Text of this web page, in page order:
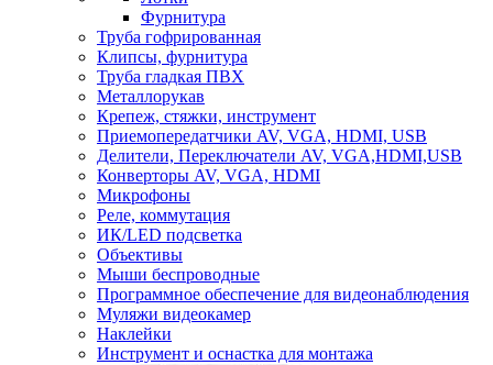
Фурнитура
Труба гофрированная
Клипсы, фурнитура
Труба гладкая ПВХ
Металлорукав
Крепеж, стяжки, инструмент
Приемопередатчики AV, VGA, HDMI, USB
Делители, Переключатели AV, VGA,HDMI,USB
Конверторы AV, VGA, HDMI
Микрофоны
Реле, коммутация
ИК/LED подсветка
Объективы
Мыши беспроводные
Программное обеспечение для видеонаблюдения
Муляжи видеокамер
Наклейки
Инструмент и оснастка для монтажа